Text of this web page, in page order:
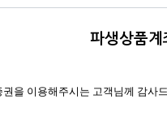
파생상품계
권을 이용해주시는 고객님께 감사